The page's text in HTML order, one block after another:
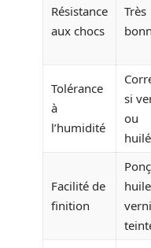
Résistance
aux chocs
Très
Tolérance
à
l’humidité
si
ou
Facilité de
finition